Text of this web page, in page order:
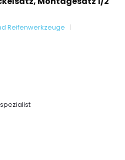
Reifenwerkzeuge